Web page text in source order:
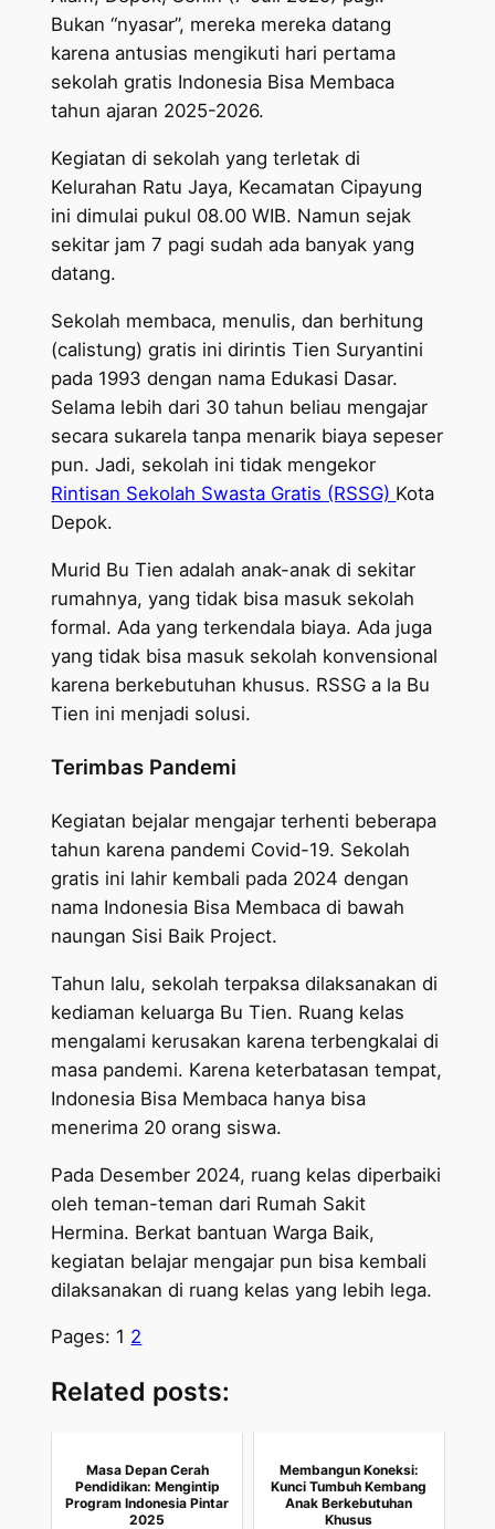
Bukan “nyasar”, mereka mereka datang
karena antusias mengikuti hari pertama
sekolah gratis Indonesia Bisa Membaca
tahun ajaran 2025-2026.
Kegiatan di sekolah yang terletak di
Kelurahan Ratu Jaya, Kecamatan Cipayung
ini dimulai pukul 08.00 WIB. Namun sejak
sekitar jam 7 pagi sudah ada banyak yang
datang.
Sekolah membaca, menulis, dan berhitung
(calistung) gratis ini dirintis Tien Suryantini
pada 1993 dengan nama Edukasi Dasar.
Selama lebih dari 30 tahun beliau mengajar
secara sukarela tanpa menarik biaya sepeser
pun. Jadi, sekolah ini tidak mengekor
Rintisan Sekolah Swasta Gratis (RSSG) Kota
Depok.
Murid Bu Tien adalah anak-anak di sekitar
rumahnya, yang tidak bisa masuk sekolah
formal. Ada yang terkendala biaya. Ada juga
yang tidak bisa masuk sekolah konvensional
karena berkebutuhan khusus. RSSG a la Bu
Tien ini menjadi solusi.
Terimbas Pandemi
Kegiatan bejalar mengajar terhenti beberapa
tahun karena pandemi Covid-19. Sekolah
gratis ini lahir kembali pada 2024 dengan
nama Indonesia Bisa Membaca di bawah
naungan Sisi Baik Project.
Tahun lalu, sekolah terpaksa dilaksanakan di
kediaman keluarga Bu Tien. Ruang kelas
mengalami kerusakan karena terbengkalai di
masa pandemi. Karena keterbatasan tempat,
Indonesia Bisa Membaca hanya bisa
menerima 20 orang siswa.
Pada Desember 2024, ruang kelas diperbaiki
oleh teman-teman dari Rumah Sakit
Hermina. Berkat bantuan Warga Baik,
kegiatan belajar mengajar pun bisa kembali
dilaksanakan di ruang kelas yang lebih lega.
Pages: 1 2
Related posts:
Masa Depan Cerah
Pendidikan: Mengintip
Program Indonesia Pintar
2025
Membangun Koneksi:
Kunci Tumbuh Kembang
Anak Berkebutuhan
Khusus